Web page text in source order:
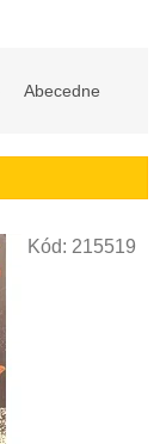
Abecedne
Kód: 215519